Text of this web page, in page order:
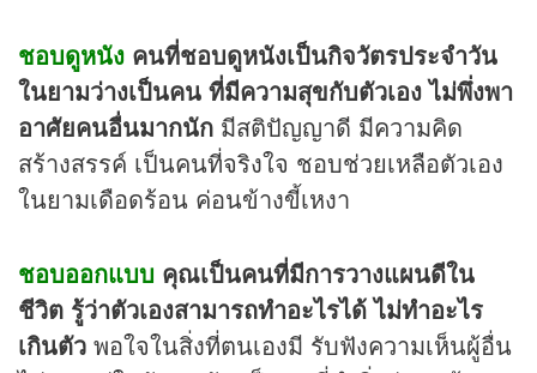
ชอบดูหนัง คนที่ชอบดูหนังเป็นกิจวัตรประจำวัน
ในยามว่างเป็นคน ที่มีความสุขกับตัวเอง ไม่พึ่งพา
อาศัยคนอื่นมากนัก มีสติปัญญาดี มีความคิด
สร้างสรรค์ เป็นคนที่จริงใจ ชอบช่วยเหลือตัวเอง
ในยามเดือดร้อน ค่อนข้างขี้เหงา
ชอบออกแบบ คุณเป็นคนที่มีการวางแผนดีใน
ชีวิต รู้ว่าตัวเองสามารถทำอะไรได้ ไม่ทำอะไร
เกินตัว พอใจในสิ่งที่ตนเองมี รับฟังความเห็นผู้อื่น